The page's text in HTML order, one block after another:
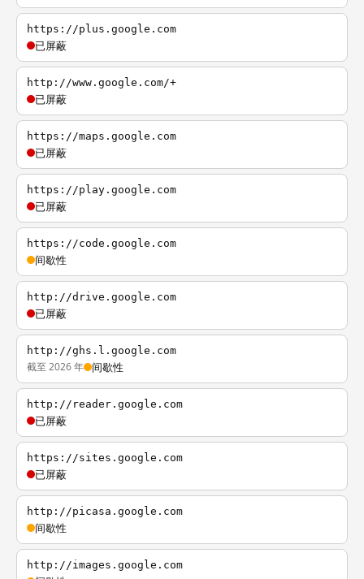
https://plus.google.com
已屏蔽
http://www.google.com/+
已屏蔽
https://maps.google.com
已屏蔽
https://play.google.com
已屏蔽
https://code.google.com
间歇性
http://drive.google.com
已屏蔽
http://ghs.l.google.com
截至 2026 年 间歇性
http://reader.google.com
已屏蔽
https://sites.google.com
已屏蔽
http://picasa.google.com
间歇性
http://images.google.com